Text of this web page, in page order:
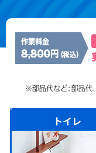
トイレ